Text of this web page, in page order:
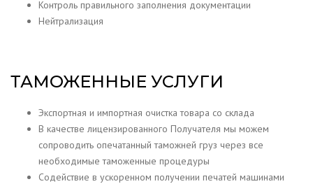
Контроль правильного заполнения документации
Нейтрализация
ТАМОЖЕННЫЕ УСЛУГИ
Экспортная и импортная очистка товара со склада
В качестве лицензированного Получателя мы можем
сопроводить опечатанный таможней груз через все
необходимые таможенные процедуры
Содействие в ускоренном получении печатей машинами